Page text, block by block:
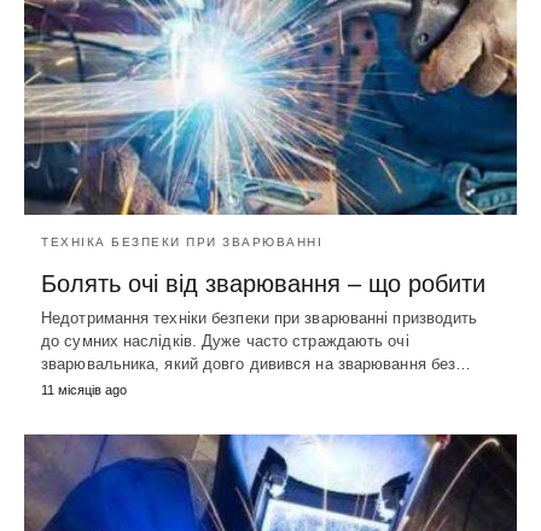
ТЕХНІКА БЕЗПЕКИ ПРИ ЗВАРЮВАННІ
Болять очі від зварювання – що робити
Недотримання техніки безпеки при зварюванні призводить
до сумних наслідків. Дуже часто страждають очі
зварювальника, який довго дивився на зварювання без…
11 місяців ago